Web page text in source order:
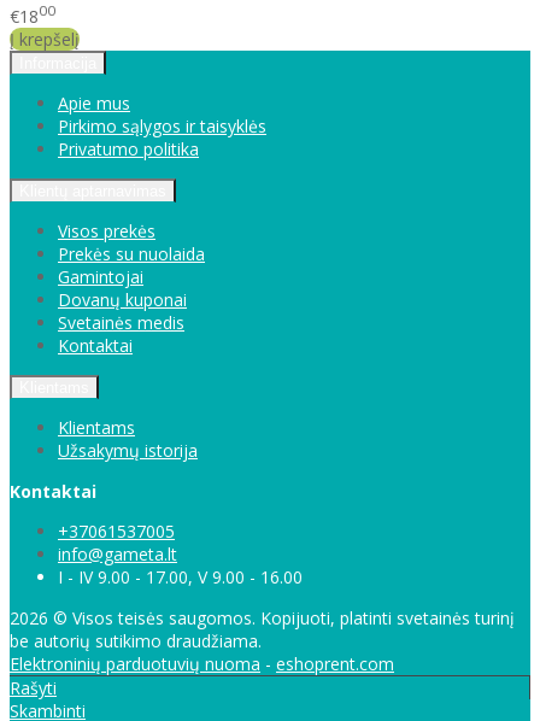
€1800
Į krepšelį
Apie mus
Pirkimo sąlygos ir taisyklės
Privatumo politika
Visos prekės
Prekės su nuolaida
Gamintojai
Dovanų kuponai
Svetainės medis
Kontaktai
Klientams
Užsakymų istorija
Kontaktai
+37061537005
info@gameta.lt
I - IV 9.00 - 17.00, V 9.00 - 16.00
2026 © Visos teisės saugomos. Kopijuoti, platinti svetainės turinį
be autorių sutikimo draudžiama.
Elektroninių parduotuvių nuoma - eshoprent.com
Rašyti
Skambinti